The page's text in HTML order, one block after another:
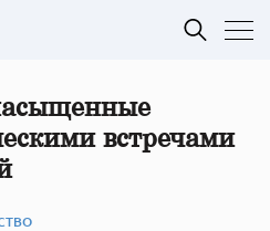
встречами